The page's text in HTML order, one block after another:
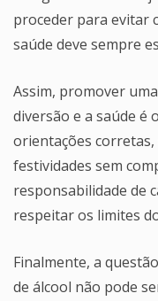
proceder para evitar
saúde deve sempre
Assim, promover
diversão e a saúde é
orientações
festividades sem
responsabilidade de
respeitar os limites
Finalmente, a
de álcool não pode